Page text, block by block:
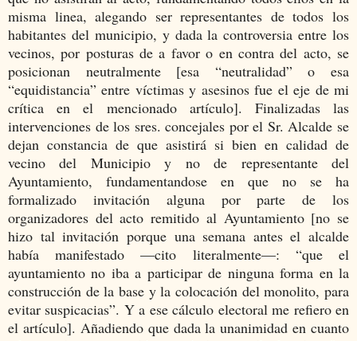
misma linea, alegando ser representantes de todos los
habitantes del municipio, y dada la controversia entre los
vecinos, por posturas de a favor o en contra del acto, se
posicionan neutralmente [esa “neutralidad” o esa
“equidistancia” entre víctimas y asesinos fue el eje de mi
crítica en el mencionado artículo]. Finalizadas las
intervenciones de los sres. concejales por el Sr. Alcalde se
dejan constancia de que asistirá si bien en calidad de
vecino del Municipio y no de representante del
Ayuntamiento, fundamentandose en que no se ha
formalizado invitación alguna por parte de los
organizadores del acto remitido al Ayuntamiento [no se
hizo tal invitación porque una semana antes el alcalde
había manifestado —cito literalmente—: “que el
ayuntamiento no iba a participar de ninguna forma en la
construcción de la base y la colocación del monolito, para
evitar suspicacias”. Y a ese cálculo electoral me refiero en
el artículo]. Añadiendo que dada la unanimidad en cuanto